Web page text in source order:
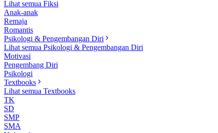
Lihat semua Fiksi
Anak-anak
Remaja
Romantis
Psikologi & Pengembangan Diri
Lihat semua Psikologi & Pengembangan Diri
Motivasi
Pengembang Diri
Psikologi
Textbooks
Lihat semua Textbooks
TK
SD
SMP
SMA